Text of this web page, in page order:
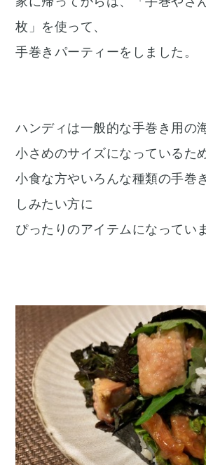
枚」を使って、
手巻きパーティーをしました。
ハンディは一般的な手巻き用の
小さめのサイズになっているため
小食な方やいろんな種類の手巻
しみたい方に
ぴったりのアイテムになってい